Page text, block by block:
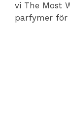
vi The Most
parfymer för